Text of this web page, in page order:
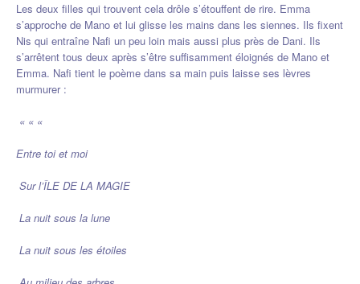
Les deux filles qui trouvent cela drôle s’étouffent de rire. Emma
s’approche de Mano et lui glisse les mains dans les siennes. Ils fixent
Nis qui entraîne Nafi un peu loin mais aussi plus près de Dani. Ils
s’arrêtent tous deux après s’être suffisamment éloignés de Mano et
Emma. Nafi tient le poème dans sa main puis laisse ses lèvres
murmurer :
« « «
Entre toi et moi
Sur l’ÎLE DE LA MAGIE
La nuit sous la lune
La nuit sous les étoiles